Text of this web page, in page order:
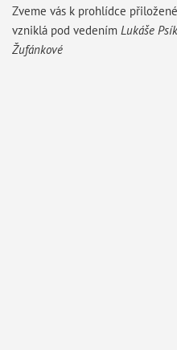
Zveme vás k prohlídce
vzniklá pod vedením Lukáše
Žufánkové